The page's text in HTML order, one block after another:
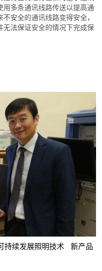
多条通讯线路传送以提高通
安全的通讯线路变得安全，
法保证安全的情况下完成保
持续发展照明技术 新产品